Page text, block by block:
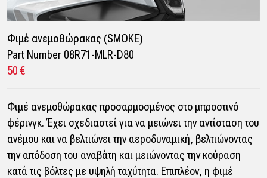
Φιμέ ανεμοθώρακας (SMOKE)
Part Number 08R71-MLR-D80
50 €
Φιμέ ανεμοθώρακας προσαρμοσμένος στο μπροστινό
φέρινγκ. Έχει σχεδιαστεί για να μειώνει την αντίσταση του
ανέμου και να βελτιώνει την αεροδυναμική, βελτιώνοντας
την απόδοση του αναβάτη και μειώνοντας την κούραση
κατά τις βόλτες με υψηλή ταχύτητα. Επιπλέον, η φιμέ